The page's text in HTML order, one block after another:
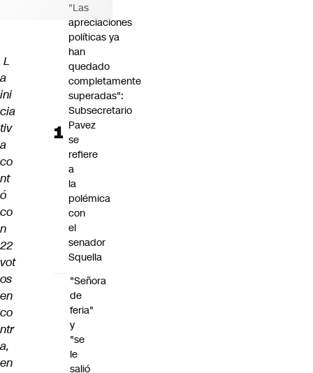
L
a
ini
cia
tiv
a
co
nt
ó
co
n
22
vot
os
en
co
ntr
a,
en
"Las
apreciaciones
políticas ya
han
quedado
completamente
superadas":
Subsecretario
Pavez
se
refiere
a
la
polémica
con
el
senador
Squella
"Señora
de
feria"
y
"se
le
salió